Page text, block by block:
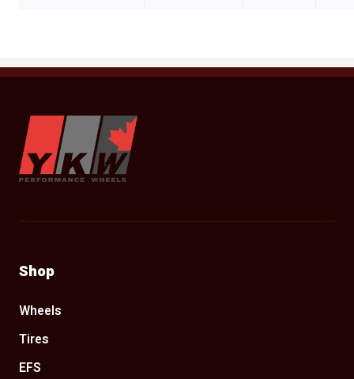
YKW Wheels
Shop
Wheels
Tires
EFS